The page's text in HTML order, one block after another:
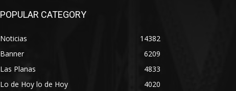
POPULAR CATEGORY
Noticias
14382
Banner
6209
Las Planas
4833
Lo de Hoy lo de Hoy
4020